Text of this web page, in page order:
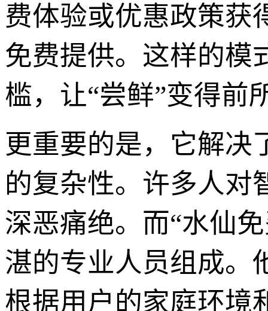
费体验或优惠政策获
免费提供。这样的模
槛，让“尝鲜”变得前
更重要的是，它解
的复杂性。许多人对
深恶痛绝。而“水仙
湛的专业人员组成。
根据用户的家庭环境